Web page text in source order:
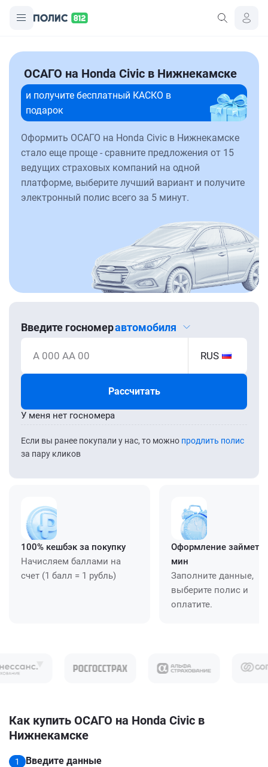
ОСАГО на Honda Civic в Нижнекамске
и получите бесплатный КАСКО в
подарок
Оформить ОСАГО на Honda Civic в Нижнекамске
стало еще проще - сравните предложения от 15
ведущих страховых компаний на одной
платформе, выберите лучший вариант и получите
электронный полис всего за 5 минут.
Введите госномеравтомобиля
А 000 АА 00 RUS
Рассчитать
Если вы ранее покупали у нас, то можно продлить полис
за пару кликов
У меня нет госномера
100% кешбэк за покупку
Начисляем баллами на
счет (1 балл = 1 рубль)
Оформление займет
мин
Заполните данные,
выберите полис и
оплатите.
Как купить ОСАГО на Honda Civic в
Нижнекамске
1
Введите данные